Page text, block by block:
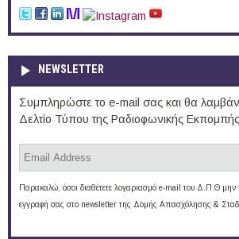
NEWSLETTER
Συμπληρώστε το e-mail σας και θα
Δελτίο Τύπου της Ραδιοφωνικής
Παρακαλώ, όσοι διαθέτετε λογαριασμό e-mail του Δ.Π.Θ μην
εγγραφή σας στο newsletter της Δομής Απασχόλησης &